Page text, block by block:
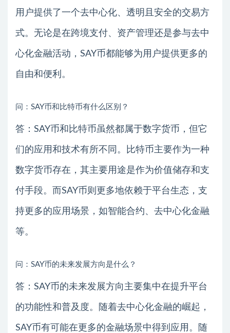
用户提供了一个去中心化、透明且安全的交易方
式。无论是在跨境支付、资产管理还是参与去中
心化金融活动，SAY币都能够为用户提供更多的
自由和便利。
问：SAY币和比特币有什么区别？
答：SAY币和比特币虽然都属于数字货币，但它
们的应用和技术有所不同。比特币主要作为一种
数字货币存在，其主要用途是作为价值储存和支
付手段。而SAY币则更多地依赖于平台生态，支
持更多的应用场景，如智能合约、去中心化金融
等。
问：SAY币的未来发展方向是什么？
答：SAY币的未来发展方向主要集中在提升平台
的功能性和普及度。随着去中心化金融的崛起，
SAY币有可能在更多的金融场景中得到应用。随